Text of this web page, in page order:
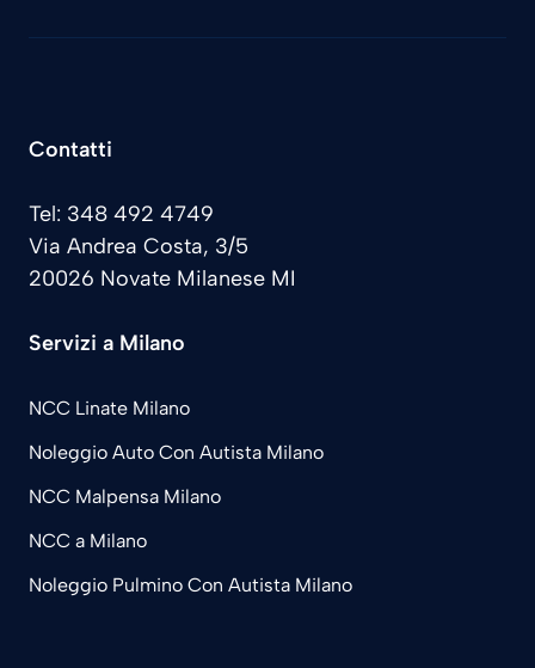
Contatti
Tel: 348 492 4749
Via Andrea Costa, 3/5
20026 Novate Milanese MI
Servizi a Milano
NCC Linate Milano
Noleggio Auto Con Autista Milano
NCC Malpensa Milano
NCC a Milano
Noleggio Pulmino Con Autista Milano